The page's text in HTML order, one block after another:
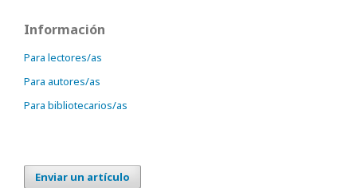
Información
Para lectores/as
Para autores/as
Para bibliotecarios/as
Enviar un artículo